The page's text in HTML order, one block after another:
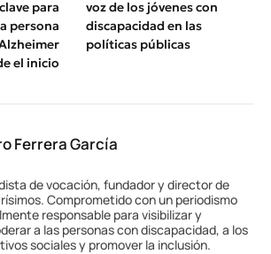
para
persona
el inicio
voz de los jóvenes con
discapacidad en las
políticas públicas
Ferrera García
de vocación, fundador y director de
Comprometido con un periodismo
responsable para visibilizar y
a las personas con discapacidad, a los
sociales y promover la inclusión.